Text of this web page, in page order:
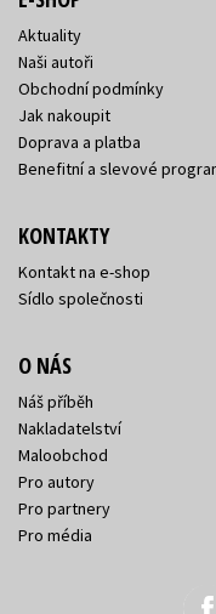
Aktuality
Naši autoři
Obchodní podmínky
Jak nakoupit
Doprava a platba
Benefitní a slevové
KONTAKTY
Kontakt na e-shop
Sídlo společnosti
O NÁS
Náš příběh
Nakladatelství
Maloobchod
Pro autory
Pro partnery
Pro média